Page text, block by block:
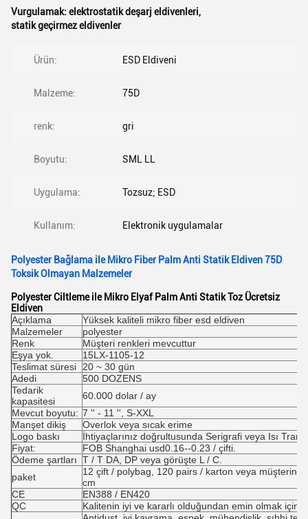
Vurgulamak: elektrostatik deşarj eldivenleri,
statik geçirmez eldivenler
Ürün: ESD Eldiveni
Malzeme: 75D
renk: gri
Boyutu: SML LL
Uygulama: Tozsuz; ESD
Kullanım: Elektronik uygulamalar
Polyester Bağlama ile Mikro Fiber Palm Anti Statik Eldiven 75D
Toksik Olmayan Malzemeler
Polyester Ciltleme ile Mikro Elyaf Palm Anti Statik Toz Ücretsiz
Eldiven
Açıklama
Yüksek kaliteli mikro fiber esd eldiven
Malzemeler
polyester
Renk
Müşteri renkleri mevcuttur
Eşya yok.
15LX-1105-12
Teslimat süresi
20 ~ 30 gün
Adedi
500 DOZENS
Tedarik
kapasitesi
60.000 dolar / ay
Mevcut boyutu: 7 '' - 11 '', S-XXL
Manşet dikiş
Overlok veya sıcak erime
Logo baskı
İhtiyaçlarınız doğrultusunda Serigrafi veya Isı
Fiyat:
FOB Shanghai usd0.16--0.23 / çifti.
Ödeme şartları T / T DA, DP veya görüşte L / C.
paket
12 çift / polybag, 120 pairs / karton veya
cm
CE
EN388 / EN420
QC
Kalitenin iyi ve kararlı olduğundan emin olmak için